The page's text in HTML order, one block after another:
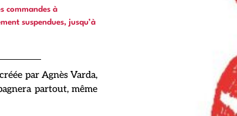
commandes à
suspendues, jusqu’à
par Agnès Varda,
partout, même